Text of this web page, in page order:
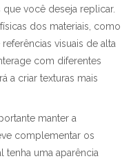
você deseja replicar.
dos materiais, como
visuais de alta
com diferentes
a criar texturas mais
manter a
complementar os
tenha uma aparência